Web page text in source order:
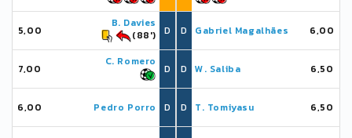
5,00
B. Davies
(88')
D
7,00
C. Romero
D
6,00 Pedro Porro D
D Gabriel Magalhães 6,00
D W. Saliba 6,50
D T. Tomiyasu 6,50